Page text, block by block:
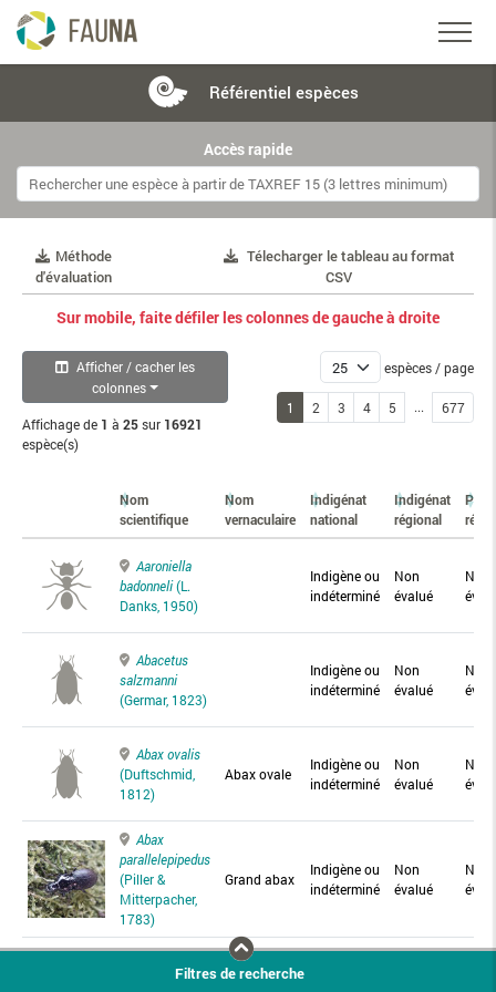
Référentiel espèces
Accès rapide
Méthode
d'évaluation
Télecharger le tableau au format
CSV
Sur mobile, faite défiler les colonnes de gauche à droite
Afficher / cacher les
colonnes
Affichage de 1 à 25sur 16921
espèce(s)
espèces / page
1 2 3 4 5 ... 677
Nom
scientifique
Nom
vernaculaire
Indigénat
national
Indigénat
régional
Aaroniella
badonneli(L.
Danks, 1950)
Indigène ou
indéterminé
Non
évalué
Non
Abacetus
salzmanni
(Germar, 1823)
Indigène ou
indéterminé
Non
évalué
Non
Abax ovalis
(Duftschmid,
1812)
Abax ovale
Indigène ou
indéterminé
Non
évalué
Non
Abax
parallelepipedus
(Piller &
Mitterpacher,
1783)
Grand abax
Indigène ou
indéterminé
Non
évalué
Non
Abax
Abax
Filtres de recherche